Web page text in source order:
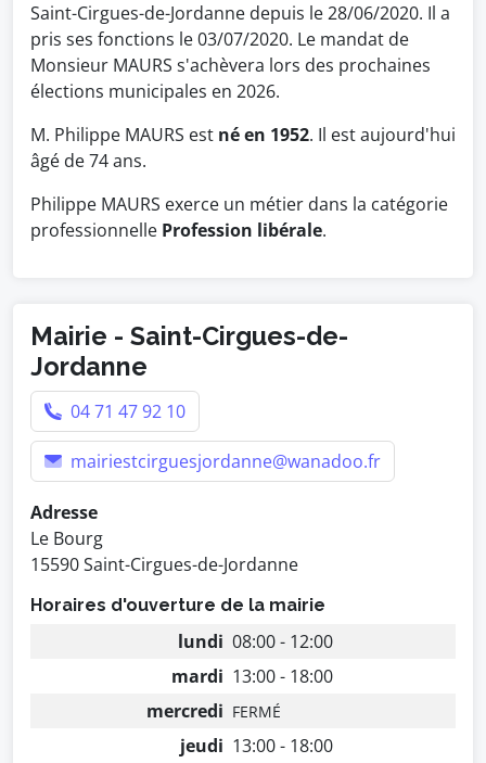
Saint-Cirgues-de-Jordanne depuis le 28/06/2020. Il a
pris ses fonctions le 03/07/2020. Le mandat de
Monsieur MAURS s'achèvera lors des prochaines
élections municipales en 2026.
M. Philippe MAURS est né en 1952. Il est aujourd'hui
âgé de 74 ans.
Philippe MAURS exerce un métier dans la catégorie
professionnelle Profession libérale.
Mairie - Saint-Cirgues-de-
Jordanne
04 71 47 92 10
mairiestcirguesjordanne@wanadoo.fr
Adresse
Le Bourg
15590 Saint-Cirgues-de-Jordanne
Horaires d'ouverture de la mairie
lundi 08:00 - 12:00
mardi 13:00 - 18:00
mercredi FERMÉ
jeudi 13:00 - 18:00